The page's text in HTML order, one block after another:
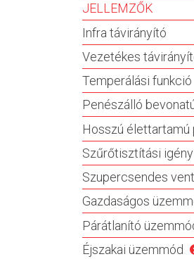
JELLEMZŐK
Infra távirányító
Vezetékes
Temperálási funkció
Penészálló
Hosszú élettartamú
Szűrőtisztítási
Szupercsendes
Gazdaságos
Párátlanító
Éjszakai üzemmód